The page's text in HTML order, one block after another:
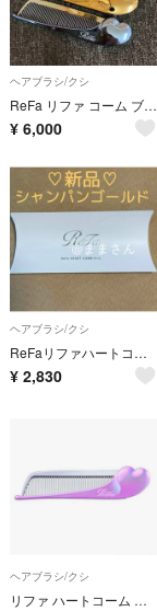
ヘアブラシ/クシ
ReFa リファ コーム ブラシ 3個セット ゴールド ローズゴールド ブルー
¥ 6,000
ヘアブラシ/クシ
ReFaリファハートコーム アイラ シャンパンゴールド
¥ 2,830
ヘアブラシ/クシ
リファ ハートコーム アイラ ネオンパープル